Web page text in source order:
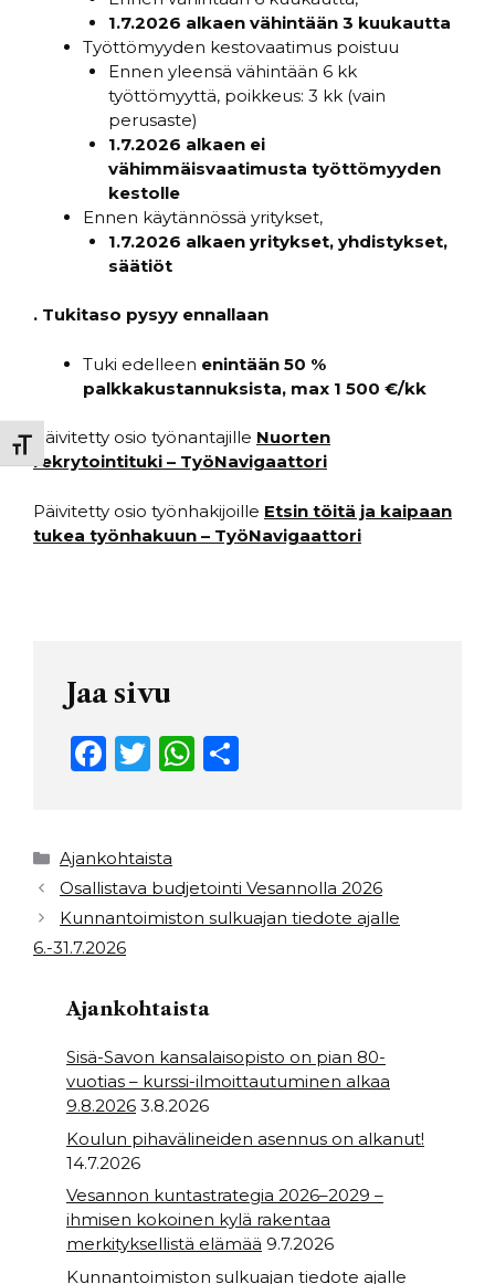
Toggle Font size
1.7.2026 alkaen vähintään 3 kuukautta
Työttömyyden kestovaatimus poistuu
Ennen yleensä vähintään 6 kk
työttömyyttä, poikkeus: 3 kk (vain
perusaste)
1.7.2026 alkaen ei
vähimmäisvaatimusta työttömyyden
kestolle
Ennen käytännössä yritykset,
1.7.2026 alkaen yritykset, yhdistykset,
säätiöt
. Tukitaso pysyy ennallaan
Tuki edelleen enintään 50 %
palkkakustannuksista, max 1 500 €/kk
Päivitetty osio työnantajille Nuorten
rekrytointituki – TyöNavigaattori
Päivitetty osio työnhakijoille Etsin töitä ja kaipaan
tukea työnhakuun – TyöNavigaattori
Jaa sivu
F
e
b
o
o
k
T
t
e
r
W
A
p
Kategoriat
Ajankohtaista
Osallistava budjetointi Vesannolla 2026
Kunnantoimiston sulkuajan tiedote ajalle
6.-31.7.2026
Ajankohtaista
Sisä-Savon kansalaisopisto on pian 80-
vuotias – kurssi-ilmoittautuminen alkaa
9.8.2026 3.8.2026
Koulun pihavälineiden asennus on alkanut!
14.7.2026
Vesannon kuntastrategia 2026–2029 –
ihmisen kokoinen kylä rakentaa
merkityksellistä elämää 9.7.2026
Kunnantoimiston sulkuajan tiedote ajalle